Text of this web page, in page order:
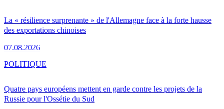
La « résilience surprenante » de l'Allemagne face à la forte hausse
des exportations chinoises
07.08.2026
Quatre pays européens mettent en garde contre les projets de la
Russie pour l'Ossétie du Sud
POLITIQUE